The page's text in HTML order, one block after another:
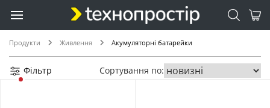
Продукти Живлення Акумуляторні батарейки
Фільтр Сортування по: